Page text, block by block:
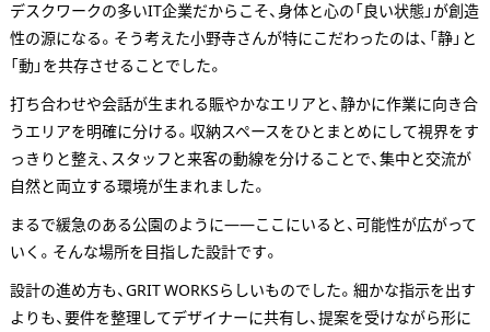
デスクワークの多いIT企業だからこそ、身体と心の「良い状態」が創造
性の源になる。そう考えた小野寺さんが特にこだわったのは、「静」と
「動」を共存させることでした。
打ち合わせや会話が生まれる賑やかなエリアと、静かに作業に向き合
うエリアを明確に分ける。収納スペースをひとまとめにして視界をす
っきりと整え、スタッフと来客の動線を分けることで、集中と交流が
自然と両立する環境が生まれました。
まるで緩急のある公園のように——ここにいると、可能性が広がって
いく。そんな場所を目指した設計です。
設計の進め方も、GRIT WORKSらしいものでした。細かな指示を出す
よりも、要件を整理してデザイナーに共有し、提案を受けながら形に